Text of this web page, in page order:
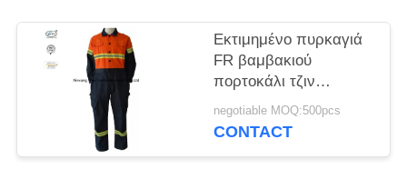
Εκτιμημένο πυρκαγιά
FR βαμβακιού
πορτοκάλι τζιν
βαμβακιού φορμών
δίχρωμο μπλε ναυτικό
negotiable MOQ:500pcs
CONTACT